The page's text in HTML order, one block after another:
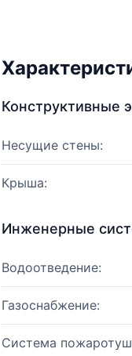
Конструктивные
Несущие стены:
Крыша:
Инженерные
Водоотведение:
Газоснабжение:
Система